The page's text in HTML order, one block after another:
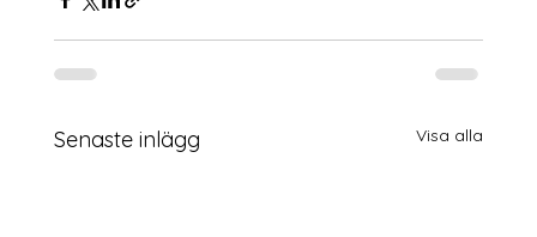
Senaste inlägg Visa alla